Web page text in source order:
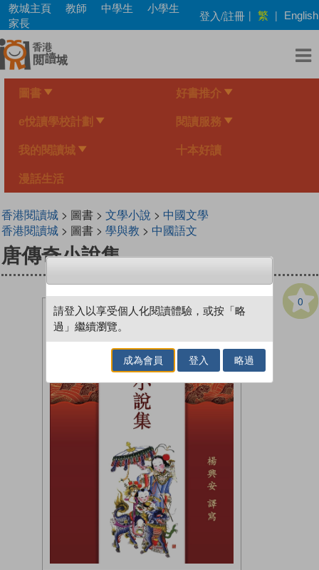
Skip
main
content
教城主頁 教師 中學生
小學生
家長
登入/註冊 | 繁 | English
圖書 好書推介
e悅讀學校計劃 閱讀服務
我的閱讀城 十本好讀
漫話生活
香港閱讀城> 圖書 > 文學小說 > 中國文學
香港閱讀城> 圖書 > 學與教 > 中國語文
唐傳奇小說集
0
請登入以享受個人化閱讀體驗，或按「略
過」繼續瀏覽。
成為會員 登入 略過